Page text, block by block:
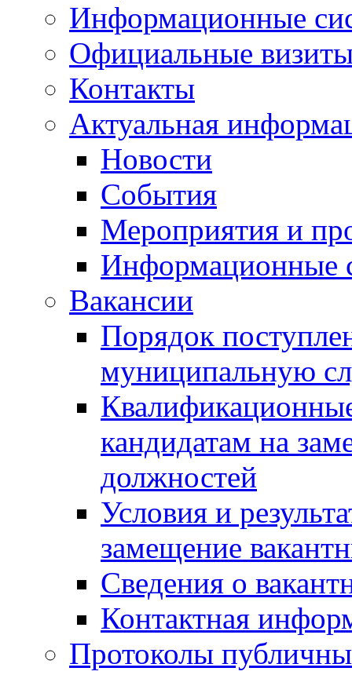
Информационные
Официальные
Контакты
Актуальная
Новости
События
Мероприятия и
Информационные
Вакансии
Порядок
муниципальную
кандидатам на
должностей
Условия и
замещение
Сведения о
Контактная
Протоколы